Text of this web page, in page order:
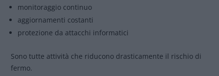
monitoraggio continuo
aggiornamenti costanti
protezione da attacchi informatici
Sono tutte attività che riducono drasticamente il rischio di
fermo.